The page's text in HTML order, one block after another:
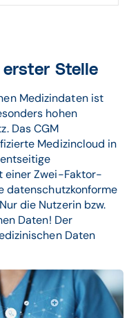
Stelle
Medizindaten ist
hohen
Das CGM
Medizincloud in
einer Zwei-Faktor-
datenschutzkonforme
die Nutzerin bzw.
Daten! Der
Daten